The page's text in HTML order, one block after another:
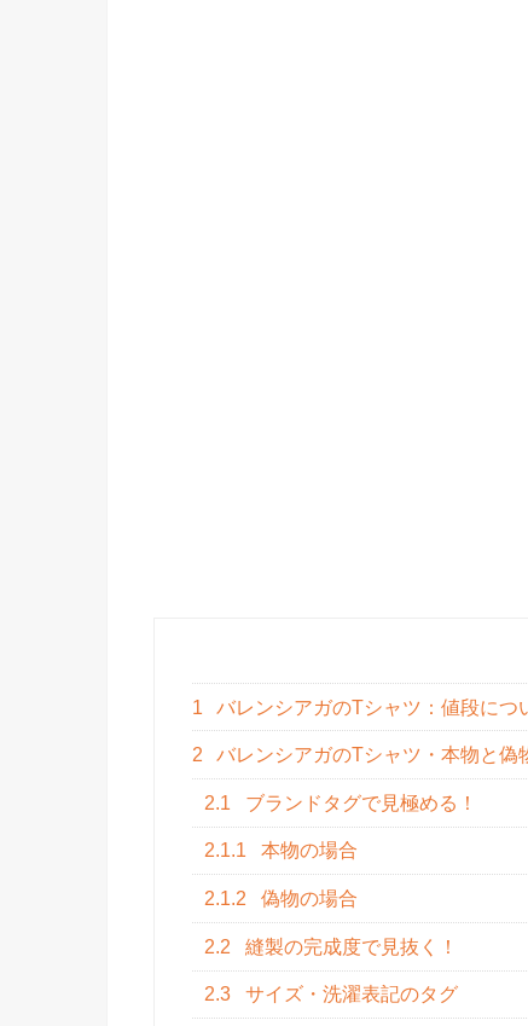
1 バレンシアガのTシャツ：値段につ
2 バレンシアガのTシャツ・本物と偽
2.1 ブランドタグで見極める！
2.1.1 本物の場合
2.1.2 偽物の場合
2.2 縫製の完成度で見抜く！
2.3 サイズ・洗濯表記のタグ